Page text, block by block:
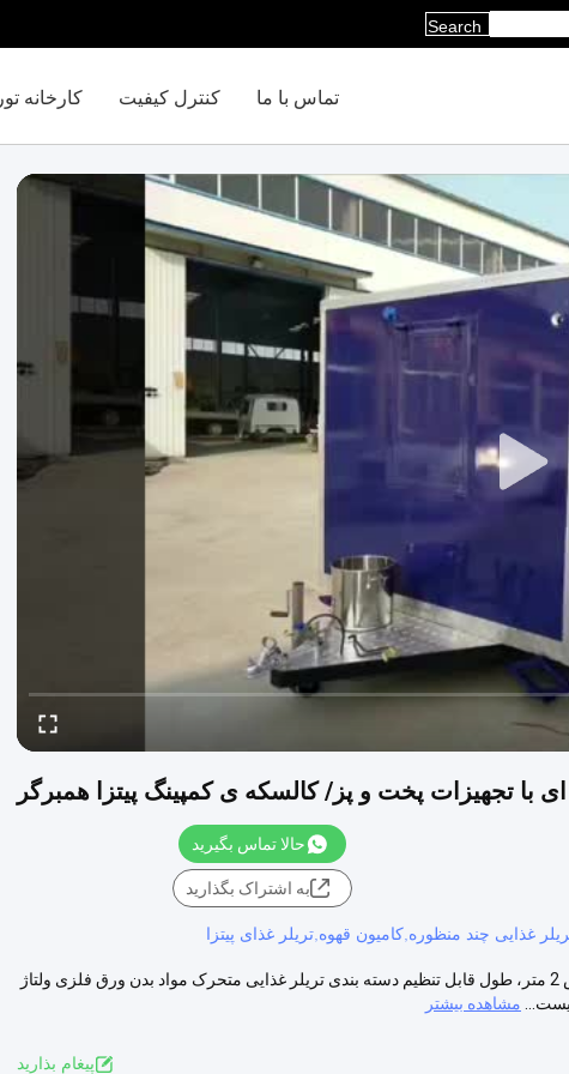
Search
کارخانه تور کنترل کیفیت تماس با ما
با تجهیزات پخت و پز/ کالسکه ی کمپینگ پیتزا همبرگر
حالا تماس بگیرید
به اشتراک بگذارید
غذایی چند منظوره,کامیون قهوه,تریلر غذای پیتزا
پارامترهای محصول نام محصول تریلر مواد غذایی نوع کشتی ابعاد عرض 2 متر، طول قابل تنظیم دسته بندی تریلر غذایی متحرک مواد بدن ورق فلزی ولتاژ
مشاهده بیشتر
پيغام بذاريد